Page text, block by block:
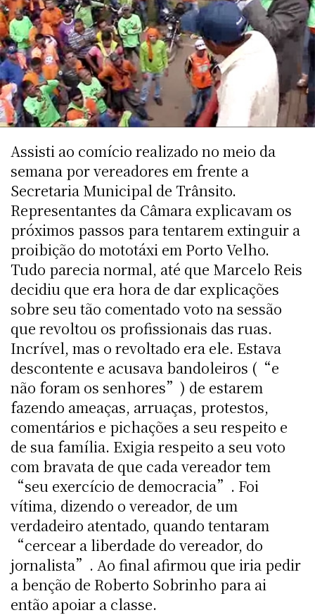
Assisti ao comício realizado no meio da
semana por vereadores em frente a
Secretaria Municipal de Trânsito.
Representantes da Câmara explicavam os
próximos passos para tentarem extinguir a
proibição do mototáxi em Porto Velho.
Tudo parecia normal, até que Marcelo Reis
decidiu que era hora de dar explicações
sobre seu tão comentado voto na sessão
que revoltou os profissionais das ruas.
Incrível, mas o revoltado era ele. Estava
descontente e acusava bandoleiros (“e
não foram os senhores”) de estarem
fazendo ameaças, arruaças, protestos,
comentários e pichações a seu respeito e
de sua família. Exigia respeito a seu voto
com bravata de que cada vereador tem
“seu exercício de democracia”. Foi
vítima, dizendo o vereador, de um
verdadeiro atentado, quando tentaram
“cercear a liberdade do vereador, do
jornalista”. Ao final afirmou que iria pedir
a benção de Roberto Sobrinho para ai
então apoiar a classe.